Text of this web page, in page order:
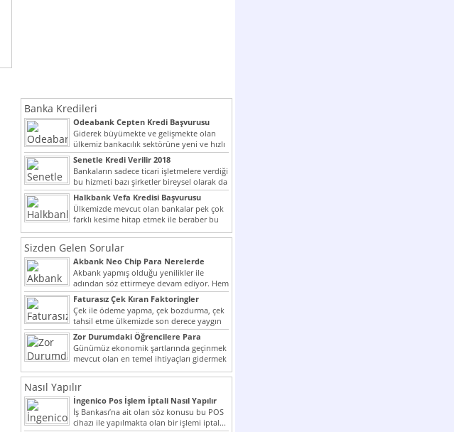
Banka Kredileri
Odeabank Cepten Kredi Başvurusu
KREDIM 8444
Giderek büyümekte ve gelişmekte olan
ülkemiz bankacılık sektörüne yeni ve hızlı
bir giriş yapmış olan...
Senetle Kredi Verilir 2018
Bankaların sadece ticari işletmelere verdiği
bu hizmeti bazı şirketler bireysel olarak da
vermektedir. Senetle kredi...
Halkbank Vefa Kredisi Başvurusu
Ülkemizde mevcut olan bankalar pek çok
farklı kesime hitap etmek ile beraber bu
noktada son...
Sizden Gelen Sorular
Akbank Neo Chip Para Nerelerde
Kullanılır?
Akbank yapmış olduğu yenilikler ile
adından söz ettirmeye devam ediyor. Hem
müşteri potansiyelini arttırmak hem...
Faturasız Çek Kıran Faktoringler
Çek ile ödeme yapma, çek bozdurma, çek
tahsil etme ülkemizde son derece yaygın
bir şekilde...
Zor Durumdaki Öğrencilere Para
Yardımı
Günümüz ekonomik şartlarında geçinmek
mevcut olan en temel ihtiyaçları gidermek
dahi son derece zor olmak...
Nasıl Yapılır
İngenico Pos İşlem İptali Nasıl Yapılır
İş Bankası’na ait olan söz konusu bu POS
cihazı ile yapılmakta olan bir işlemi iptal...